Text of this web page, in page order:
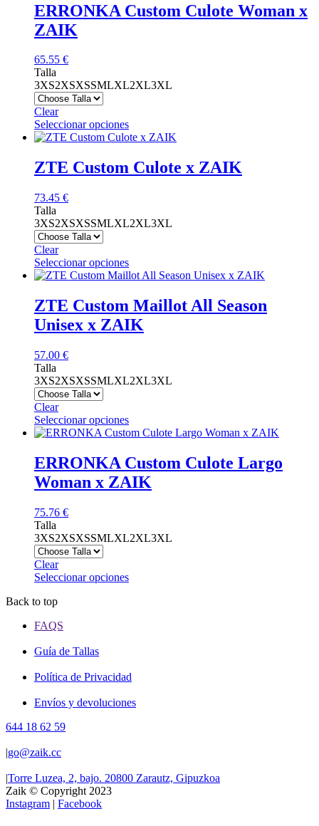
se
pueden
de
ERRONKA Custom Culote Woman x
ZAIK
65.55 €
Talla
3XS2XSXSSMLXL2XL3XL
Clear
Seleccionar opcionesEste
producto
múltiples
variantes.
pueden
la
página
producto
ZTE Custom Culote x ZAIK
73.45 €
Talla
3XS2XSXSSMLXL2XL3XL
Clear
Seleccionar opcionesEste
producto
múltiples
variantes.
Las
elegir
página
de
producto
ZTE Custom Maillot All Season
Unisex x ZAIK
57.00 €
Talla
3XS2XSXSSMLXL2XL3XL
Clear
Seleccionar opcionesEste
producto
múltiples
variantes.
Las
elegir
página
de
ERRONKA Custom Culote Largo
Woman x ZAIK
75.76 €
Talla
3XS2XSXSSMLXL2XL3XL
Clear
Seleccionar opcionesEste
pueden
en
Back to top
FAQS
Guía de Tallas
Política de Privacidad
Envíos y devoluciones
644 18 62 59
|go@zaik.cc
|Torre Luzea, 2, bajo. 20800 Zarautz, Gipuzkoa
Zaik © Copyright 2023
Instagram | Facebook